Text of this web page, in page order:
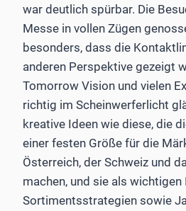
war deutlich spürbar. Die
Messe in vollen Zügen
besonders, dass die
anderen Perspektive gezeigt
Tomorrow Vision und vielen
richtig im Scheinwerferlicht
kreative Ideen wie diese, die
einer festen Größe für die
Österreich, der Schweiz und
machen, und sie als
Sortimentsstrategien sowie